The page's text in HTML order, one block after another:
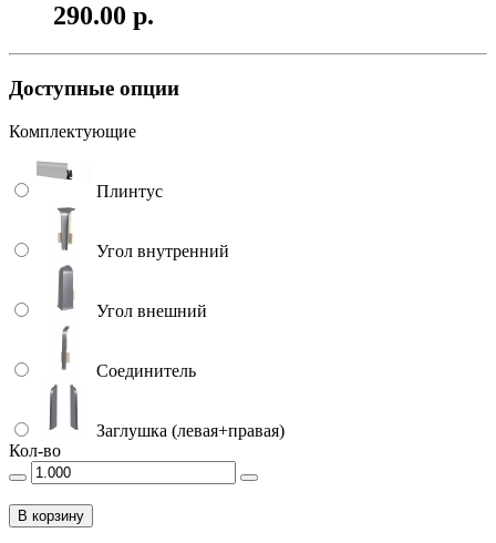
290.00 р.
Доступные опции
Комплектующие
Плинтус
Угол внутренний
Угол внешний
Соединитель
Заглушка (левая+правая)
Кол-во
В корзину